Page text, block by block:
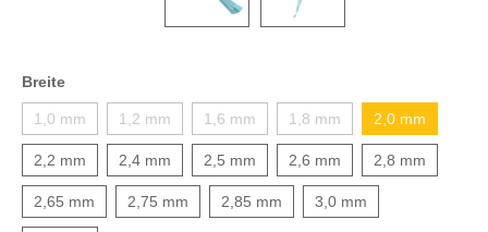
Breite
1,0 mm 1,2 mm 1,6 mm 1,8 mm 2,0 mm
2,2 mm 2,4 mm 2,5 mm 2,6 mm 2,8 mm
2,65 mm 2,75 mm 2,85 mm 3,0 mm